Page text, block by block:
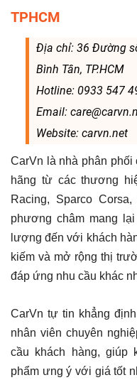
TPHCM
Địa chỉ: 36 Đường
Bình Tân, TP.HCM
Hotline: 0933 547
Email:
Website: carvn.net
CarVn là nhà phân phối
hãng từ các thương
Racing, Sparco Corsa,
phương châm mang
lượng đến với khách
kiếm và mở rộng thị
đáp ứng nhu cầu khác
CarVn tự tin khẳng
nhân viên chuyên
cầu khách hàng, giúp
phẩm ưng ý với giá tốt